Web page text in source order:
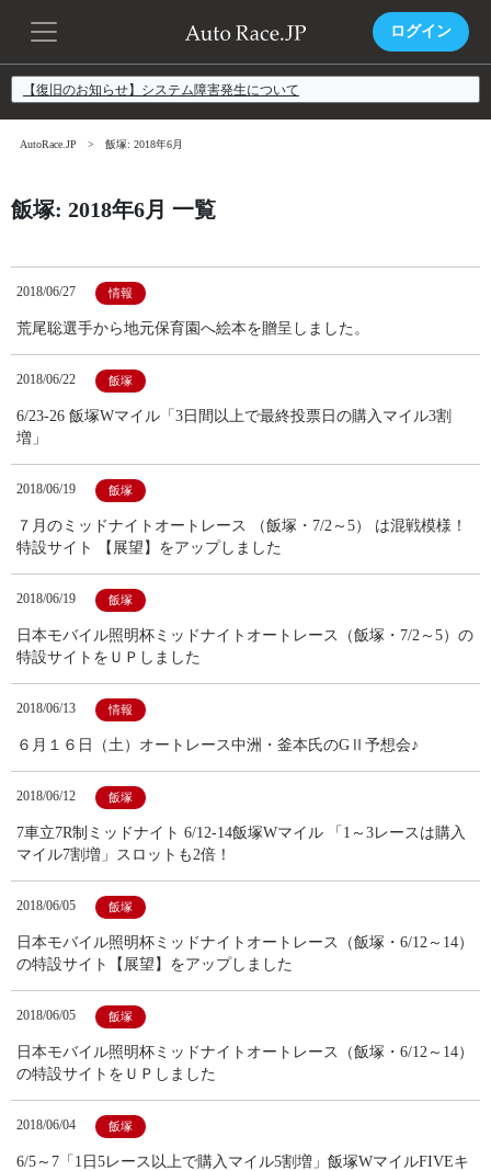
ログイン
【復旧のお知らせ】システム障害発生について
AutoRace.JP 飯塚: 2018年6月
飯塚: 2018年6月 一覧
2018/06/27 情報
荒尾聡選手から地元保育園へ絵本を贈呈しました。
2018/06/22 飯塚
6/23-26 飯塚Wマイル「3日間以上で最終投票日の購入マイル3割
増」
2018/06/19 飯塚
７月のミッドナイトオートレース （飯塚・7/2～5） は混戦模様！
特設サイト 【展望】をアップしました
2018/06/19 飯塚
日本モバイル照明杯ミッドナイトオートレース（飯塚・7/2～5）の
特設サイトをＵＰしました
2018/06/13 情報
６月１６日（土）オートレース中洲・釜本氏のGⅡ予想会♪
2018/06/12 飯塚
7車立7R制ミッドナイト 6/12-14飯塚Wマイル 「1～3レースは購入
マイル7割増」スロットも2倍！
2018/06/05 飯塚
日本モバイル照明杯ミッドナイトオートレース（飯塚・6/12～14）
の特設サイト【展望】をアップしました
2018/06/05 飯塚
日本モバイル照明杯ミッドナイトオートレース（飯塚・6/12～14）
の特設サイトをＵＰしました
2018/06/04 飯塚
6/5～7「1日5レース以上で購入マイル5割増」飯塚WマイルFIVEキ